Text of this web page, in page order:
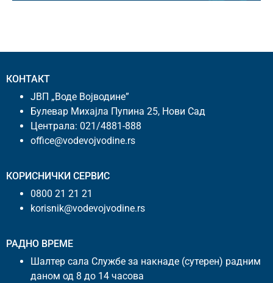
КОНТАКТ
ЈВП „Воде Војводине”
Булевар Михајла Пупина 25, Нови Сад
Централа: 021/4881-888
office@vodevojvodine.rs
КОРИСНИЧКИ СЕРВИС
0800 21 21 21
korisnik@vodevojvodine.rs
РАДНО ВРЕМЕ
Шалтер сала Службе за накнаде (сутерен) радним
даном од 8 до 14 часова